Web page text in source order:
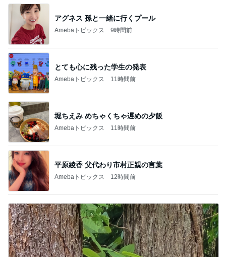
アグネス 孫と一緒に行くプール
Amebaトピックス 9時間前
とても心に残った学生の発表
Amebaトピックス 11時間前
堀ちえみ めちゃくちゃ遅めの夕飯
Amebaトピックス 11時間前
平原綾香 父代わり市村正親の言葉
Amebaトピックス 12時間前